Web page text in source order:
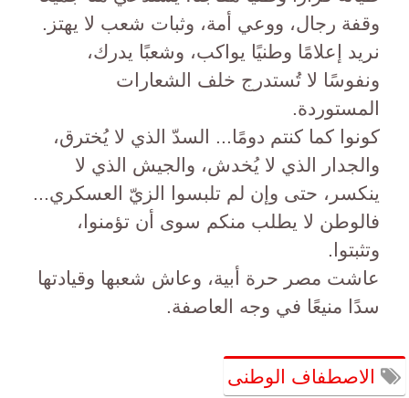
وقفة رجال، ووعي أمة، وثبات شعب لا يهتز.
نريد إعلامًا وطنيًا يواكب، وشعبًا يدرك،
ونفوسًا لا تُستدرج خلف الشعارات
المستوردة.
كونوا كما كنتم دومًا... السدّ الذي لا يُخترق،
والجدار الذي لا يُخدش، والجيش الذي لا
ينكسر، حتى وإن لم تلبسوا الزيّ العسكري...
فالوطن لا يطلب منكم سوى أن تؤمنوا،
وتثبتوا.
عاشت مصر حرة أبية، وعاش شعبها وقيادتها
سدًا منيعًا في وجه العاصفة.
الاصطفاف الوطنى